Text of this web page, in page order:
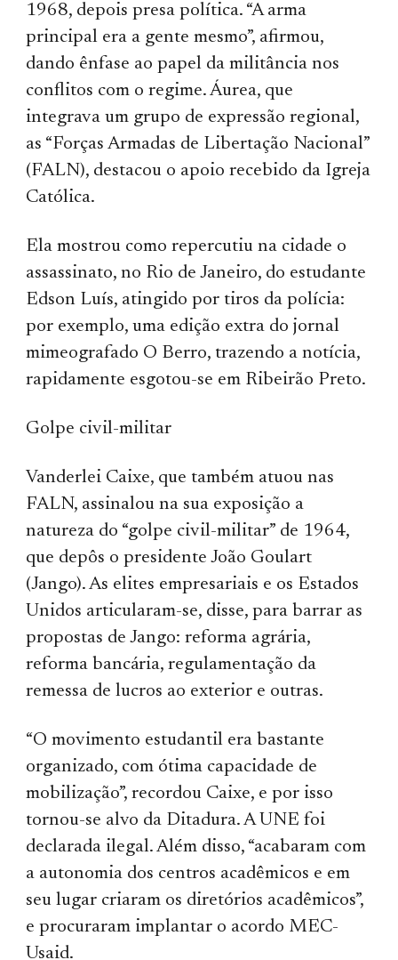
1968, depois presa política. “A arma
principal era a gente mesmo”, afirmou,
dando ênfase ao papel da militância nos
conflitos com o regime. Áurea, que
integrava um grupo de expressão regional,
as “Forças Armadas de Libertação Nacional”
(FALN), destacou o apoio recebido da Igreja
Católica.
Ela mostrou como repercutiu na cidade o
assassinato, no Rio de Janeiro, do estudante
Edson Luís, atingido por tiros da polícia:
por exemplo, uma edição extra do jornal
mimeografado O Berro, trazendo a notícia,
rapidamente esgotou-se em Ribeirão Preto.
Golpe civil-militar
Vanderlei Caixe, que também atuou nas
FALN, assinalou na sua exposição a
natureza do “golpe civil-militar” de 1964,
que depôs o presidente João Goulart
(Jango). As elites empresariais e os Estados
Unidos articularam-se, disse, para barrar as
propostas de Jango: reforma agrária,
reforma bancária, regulamentação da
remessa de lucros ao exterior e outras.
“O movimento estudantil era bastante
organizado, com ótima capacidade de
mobilização”, recordou Caixe, e por isso
tornou-se alvo da Ditadura. A UNE foi
declarada ilegal. Além disso, “acabaram com
a autonomia dos centros acadêmicos e em
seu lugar criaram os diretórios acadêmicos”,
e procuraram implantar o acordo MEC-
Usaid.